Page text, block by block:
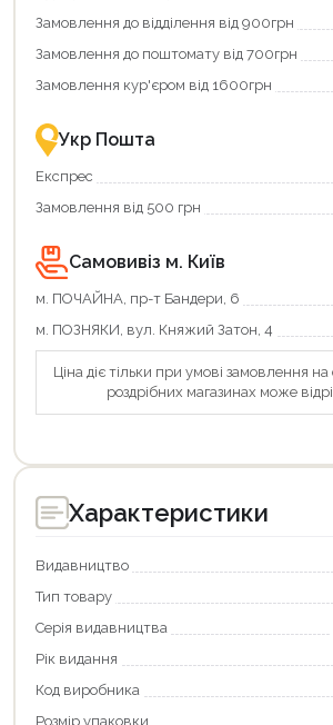
Замовлення до відділення від 900грн
Замовлення до поштомату від 700грн
Замовлення кур'єром від 1600грн
Укр Пошта
Експрес
Замовлення від 500 грн
Самовивіз м. Київ
м. ПОЧАЙНА, пр-т Бандери, 6
м. ПОЗНЯКИ, вул. Княжий Затон, 4
Ціна діє тільки при умові замовлення на
роздрібних магазинах може
Характеристики
Видавництво
Тип товару
Серія видавництва
Рік видання
Код виробника
Розмір упаковки